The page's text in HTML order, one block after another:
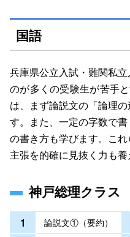
国語
兵庫県公立入試・難関私
のが多くの受験生が苦手
は、まず論説文の「論理
す。また、一定の字数で
の書き方も学びます。こ
主張を的確に見抜く力も養
神戸総理クラス
1 論説文①（要約）